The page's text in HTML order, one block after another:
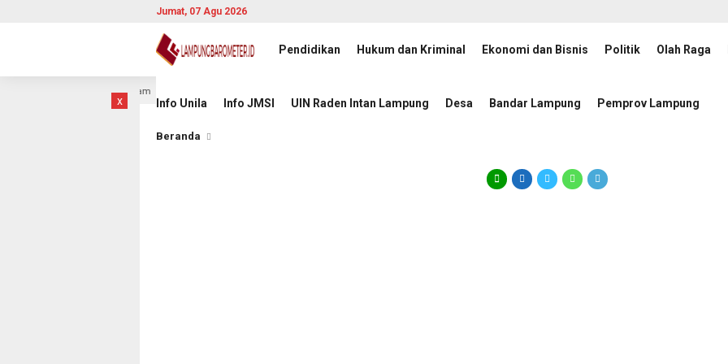
Jumat, 07 Agu 2026
Pendidikan Hukum dan Kriminal Ekonomi dan Bisnis Politik Olah Raga
Info Unila Info JMSI UIN Raden Intan Lampung Desa Bandar Lampung Pemprov Lampung
x
9 jam lalu Pemprov Lampung Intensifkan Percepatan Penanggulangan Tuberkulosis
Beranda